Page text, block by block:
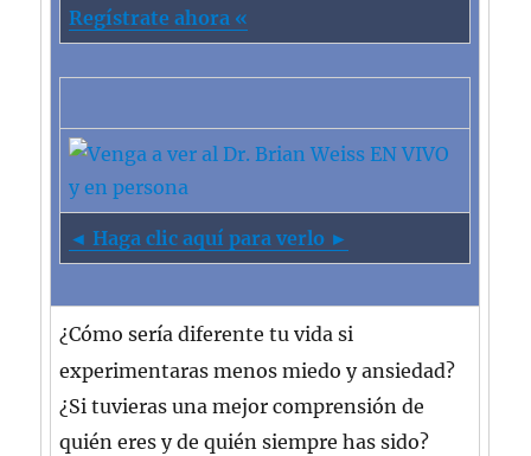
Regístrate ahora «
◄ Haga clic aquí para verlo ►
¿Cómo sería diferente tu vida si
experimentaras menos miedo y ansiedad?
¿Si tuvieras una mejor comprensión de
quién eres y de quién siempre has sido?